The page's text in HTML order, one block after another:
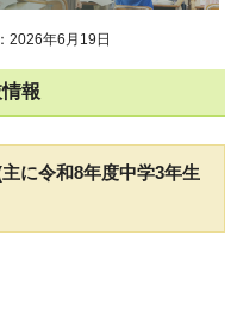
2026年6月19日
報
に令和8年度中学3年生